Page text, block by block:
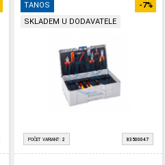
TANOS
SKLADEM U DODAVATELE
-7%
POČET VARIANT: 2 83500047